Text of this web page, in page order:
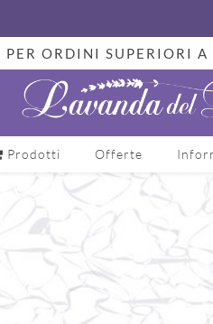
ORDINI SUPERIORI
Prodotti Offerte